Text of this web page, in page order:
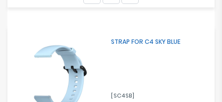
Bureautique STRAP FOR C4 SKY BLUE
[SC4SB]